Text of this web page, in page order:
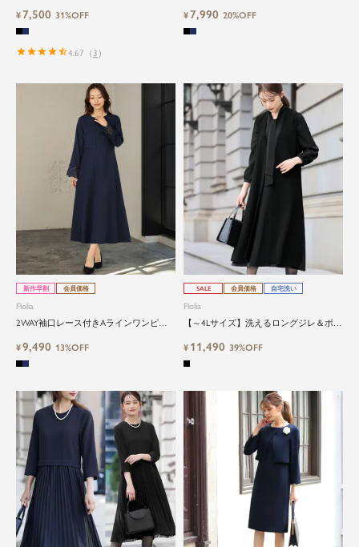
ンピース
¥7,500 31%OFF
4.67 （ 3 ）
¥7,990 20%OFF
新作早割 会員価格
Flolia
2WAY袖口レース付きAラインワンピー
¥9,490 13%OFF
SALE 会員価格 自宅洗い
Flolia
【～4Lサイズ】洗えるロングジレ＆ボウ
¥ 11,490 39%OFF